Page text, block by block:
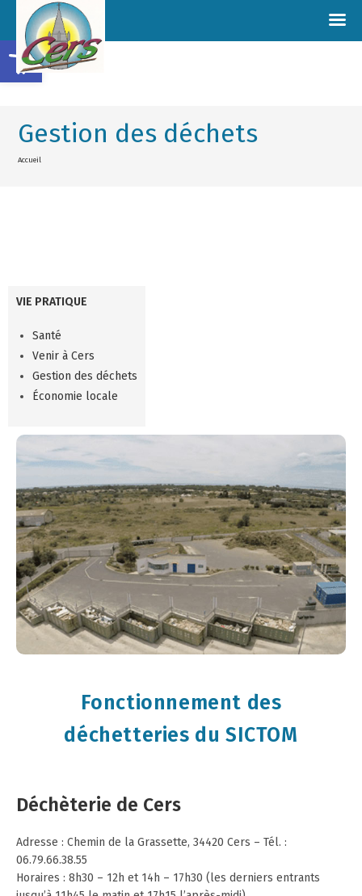
Gestion des déchets
Accueil
VIE PRATIQUE
Santé
Venir à Cers
Gestion des déchets
Économie locale
Fonctionnement des
déchetteries du SICTOM
Déchèterie de Cers
Adresse : Chemin de la Grassette, 34420 Cers – Tél. :
06.79.66.38.55
Horaires : 8h30 – 12h et 14h – 17h30 (les derniers entrants
Ouvrir la barre d’outils